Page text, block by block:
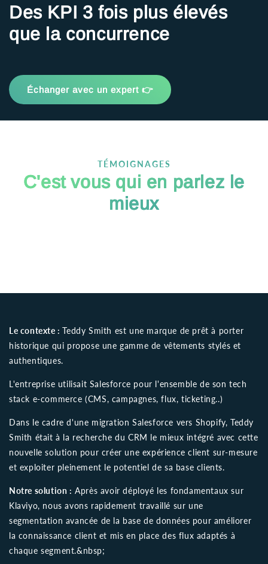
Des KPI 3 fois plus élevés
que la concurrence
Échanger avec un expert 👉
TÉMOIGNAGES
C'est vous qui en parlez le
mieux
Le contexte :Teddy Smith est une marque de prêt à porter
historique qui propose une gamme de vêtements stylés et
authentiques.
L'entreprise utilisait Salesforce pour l'ensemble de son tech
stack e-commerce (CMS, campagnes, flux, ticketing..)
Dans le cadre d'une migration Salesforce vers Shopify, Teddy
Smith était à la recherche du CRM le mieux intégré avec cette
nouvelle solution pour créer une expérience client sur-mesure
et exploiter pleinement le potentiel de sa base clients.
Notre solution : Après avoir déployé les fondamentaux sur
Klaviyo, nous avons rapidement travaillé sur une
segmentation avancée de la base de données pour améliorer
la connaissance client et mis en place des flux adaptés à
chaque segment.&nbsp;